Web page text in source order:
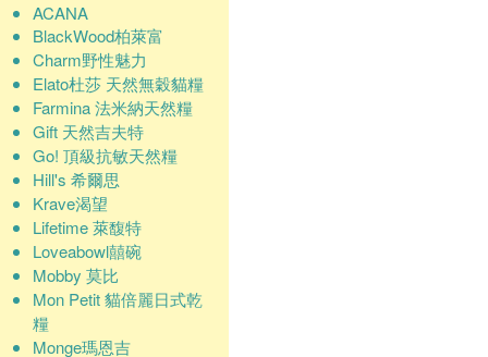
ACANA
BlackWood柏萊富
Charm野性魅力
Elato杜莎 天然無穀貓糧
Farmina 法米納天然糧
Gift 天然吉夫特
Go! 頂級抗敏天然糧
Hill's 希爾思
Krave渴望
Lifetime 萊馥特
Loveabowl囍碗
Mobby 莫比
Mon Petit 貓倍麗日式乾
糧
Monge瑪恩吉